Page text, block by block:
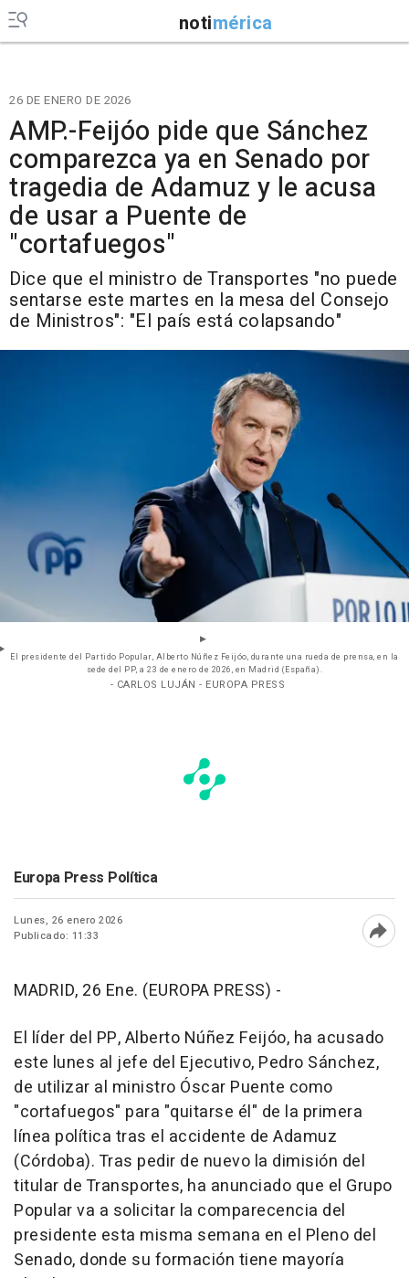
notimérica
26 DE ENERO DE 2026
AMP.-Feijóo pide que Sánchez
comparezca ya en Senado por
tragedia de Adamuz y le acusa
de usar a Puente de
"cortafuegos"
Dice que el ministro de Transportes "no puede
sentarse este martes en la mesa del Consejo
de Ministros": "El país está colapsando"
El presidente del Partido Popular, Alberto Núñez Feijóo, durante una rueda de prensa, en la
sede del PP, a 23 de enero de 2026, en Madrid (España).
- CARLOS LUJÁN - EUROPA PRESS
Europa Press Política
Lunes, 26 enero 2026
Publicado: 11:33
MADRID, 26 Ene. (EUROPA PRESS) -
El líder del PP, Alberto Núñez Feijóo, ha acusado
este lunes al jefe del Ejecutivo, Pedro Sánchez,
de utilizar al ministro Óscar Puente como
"cortafuegos" para "quitarse él" de la primera
línea política tras el accidente de Adamuz
(Córdoba). Tras pedir de nuevo la dimisión del
titular de Transportes, ha anunciado que el Grupo
Popular va a solicitar la comparecencia del
presidente esta misma semana en el Pleno del
Senado, donde su formación tiene mayoría